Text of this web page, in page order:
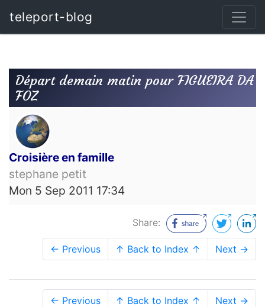
teleport-blog
Départ demain matin pour FIGUEIRA DA
FOZ
Croisière en famille
stephane petit
Mon 5 Sep 2011 17:34
Share:
← Previous ↑ Back to Index ↑ Next →
← Previous ↑ Back to Index ↑ Next →